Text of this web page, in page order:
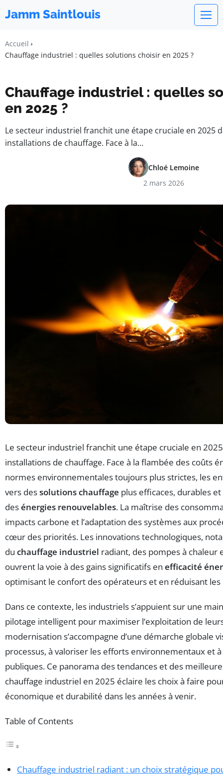
Jamm Saintlouis
Accueil
Chauffage industriel : quelles solutions choisir en 2025 ?
Chauffage industriel : quelles
en 2025 ?
Le secteur industriel franchit une étape cruciale en 2025
installations de chauffage. Face à la…
Chloé Lemoine
2 mars 2026
Le secteur industriel franchit une étape cruciale en
installations de chauffage. Face à la flambée des coûts
normes environnementales toujours plus strictes, les
vers dessolutions chauffage plus efficaces, durables
desénergies renouvelables. La maîtrise des
impacts carbone et l’adaptation des systèmes aux
cœur des priorités. Les innovations technologiques,
du chauffage industriel radiant, des pompes à chaleur
ouvrent la voie à des gains significatifs en efficacité
optimisant le confort des opérateurs et en réduisant les
Dans ce contexte, les industriels s’appuient sur une
pilotage intelligent pour maximiser l’exploitation de
modernisation s’accompagne d’une démarche globale
processus, à valoriser les efforts environnementaux et
publiques. Ce panorama des tendances et des
chauffage industriel en 2025 éclaire les choix à faire
économique et durabilité dans les années à venir.
Table of Contents
Chauffage industriel radiant : un choix stratégique